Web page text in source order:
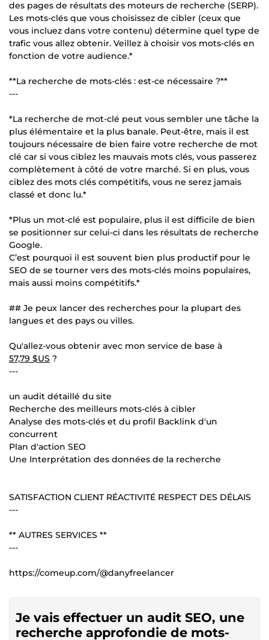
des pages de résultats des moteurs de recherche (SERP).
Les mots-clés que vous choisissez de cibler (ceux que
vous incluez dans votre contenu) détermine quel type de
trafic vous allez obtenir. Veillez à choisir vos mots-clés en
fonction de votre audience.*
**La recherche de mots-clés : est-ce nécessaire ?**
---
*La recherche de mot-clé peut vous sembler une tâche la
plus élémentaire et la plus banale. Peut-être, mais il est
toujours nécessaire de bien faire votre recherche de mot
clé car si vous ciblez les mauvais mots clés, vous passerez
complètement à côté de votre marché. Si en plus, vous
ciblez des mots clés compétitifs, vous ne serez jamais
classé et donc lu.*
*Plus un mot-clé est populaire, plus il est difficile de bien
se positionner sur celui-ci dans les résultats de recherche
Google.
C’est pourquoi il est souvent bien plus productif pour le
SEO de se tourner vers des mots-clés moins populaires,
mais aussi moins compétitifs.*
## Je peux lancer des recherches pour la plupart des
langues et des pays ou villes.
Qu'allez-vous obtenir avec mon service de base à
57,79 $US ?
---
un audit détaillé du site
Recherche des meilleurs mots-clés à cibler
Analyse des mots-clés et du profil Backlink d'un
concurrent
Plan d'action SEO
Une Interprétation des données de la recherche
SATISFACTION CLIENT RÉACTIVITÉ RESPECT DES DÉLAIS
---
** AUTRES SERVICES **
---
https://comeup.com/@danyfreelancer
Je vais effectuer un audit SEO, une
recherche approfondie de mots-